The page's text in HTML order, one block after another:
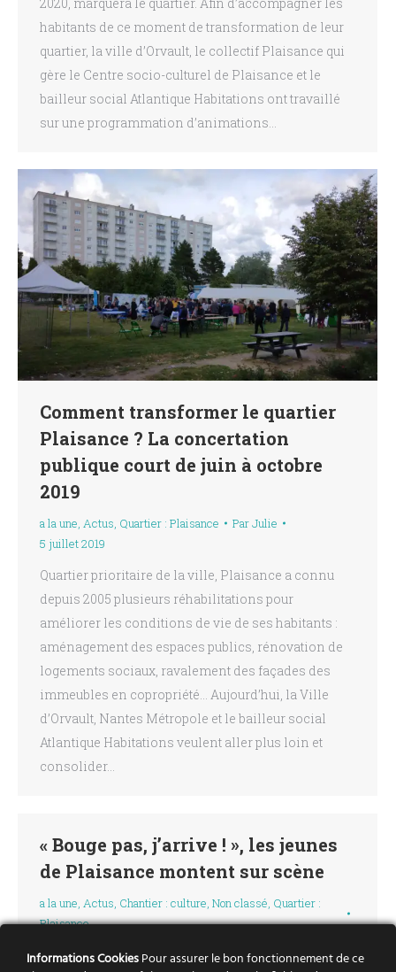
habitants de ce moment de transformation de leur
quartier, la ville d’Orvault, le collectif Plaisance qui
gère le Centre socio-culturel de Plaisance et le
bailleur social Atlantique Habitations ont travaillé
sur une programmation d’animations…
Comment transformer le quartier
Plaisance ? La concertation
publique court de juin à octobre
2019
a la une Actus Quartier : Plaisance ParJulie
5 juillet 2019
Quartier prioritaire de la ville, Plaisance a connu
depuis 2005 plusieurs réhabilitations pour
améliorer les conditions de vie de ses habitants :
aménagement des espaces publics, rénovation de
logements sociaux, ravalement des façades des
immeubles en copropriété… Aujourd’hui, la Ville
d’Orvault, Nantes Métropole et le bailleur social
Atlantique Habitations veulent aller plus loin et
consolider…
« Bouge pas, j’arrive ! », les jeunes
de Plaisance montent sur scène
a la une, Actus, Chantier : culture, Non classé, Quartier :
Plaisance
Informations CookiesPour assurer le bon fonctionnement de ce